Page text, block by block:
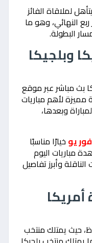
لملاقاة الفائز
ربع النهائي، وهو ما
البطولة.
وبلجيكا
بث مباشر عبر موقع
مميزة لأهم مباريات
المباراة وبعدها،
يو خيارًا مناسبًا
مباريات اليوم
وأبرز تفاصيل
حيث يمتلك منتخب